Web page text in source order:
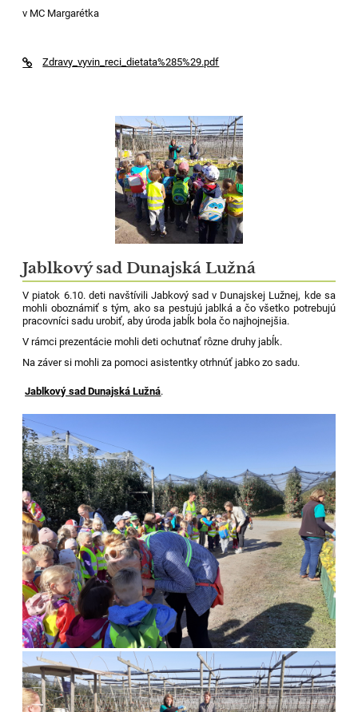
v MC Margarétka
Zdravy_vyvin_reci_dietata%285%29.pdf
Jablkový sad Dunajská Lužná
V piatok 6.10. deti navštívili Jabkový sad v Dunajskej Lužnej, kde sa
mohli oboznámiť s tým, ako sa pestujú jablká a čo všetko potrebujú
pracovníci sadu urobiť, aby úroda jabĺk bola čo najhojnejšia.
V rámci prezentácie mohli deti ochutnať rôzne druhy jabĺk.
Na záver si mohli za pomoci asistentky otrhnúť jabko zo sadu.
Jablkový sad Dunajská Lužná.